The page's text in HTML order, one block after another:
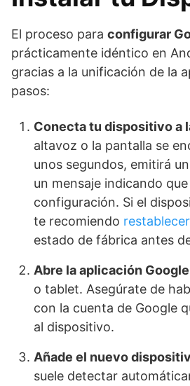
El proceso para configurar
prácticamente idéntico en
gracias a la unificación de la
pasos:
Conecta tu dispositivo a
altavoz o la pantalla se
unos segundos, emitirá
un mensaje indicando
configuración. Si el
te recomiendo
estado de fábrica antes
Abre la aplicación
o tablet. Asegúrate de
con la cuenta de Google
al dispositivo.
Añade el nuevo
suele detectar